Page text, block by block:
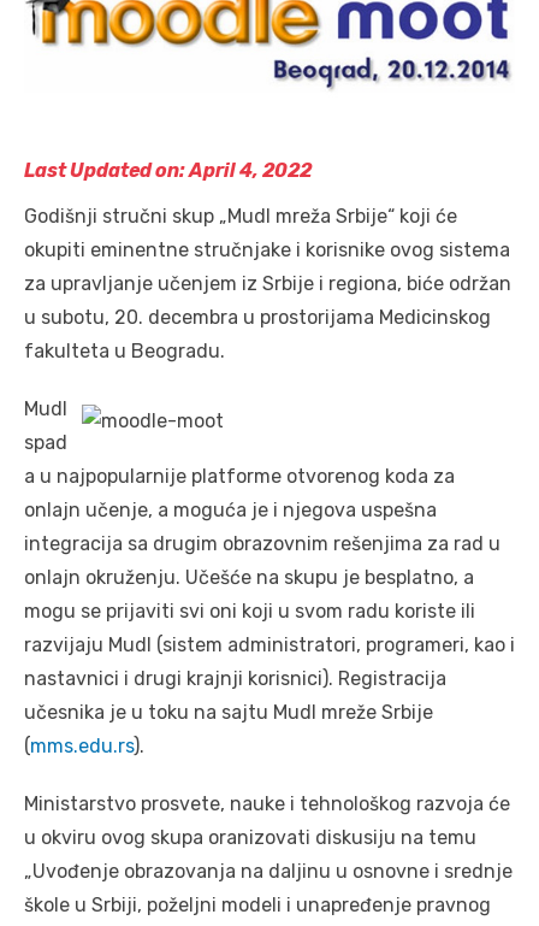
Last Updated on: April 4, 2022
Godišnji stručni skup „Mudl mreža Srbije“ koji će
okupiti eminentne stručnjake i korisnike ovog sistema
za upravljanje učenjem iz Srbije i regiona, biće održan
u subotu, 20. decembra u prostorijama Medicinskog
fakulteta u Beogradu.
Mudl
spad
a u najpopularnije platforme otvorenog koda za
onlajn učenje, a moguća je i njegova uspešna
integracija sa drugim obrazovnim rešenjima za rad u
onlajn okruženju. Učešće na skupu je besplatno, a
mogu se prijaviti svi oni koji u svom radu koriste ili
razvijaju Mudl (sistem administratori, programeri, kao i
nastavnici i drugi krajnji korisnici). Registracija
učesnika je u toku na sajtu Mudl mreže Srbije
(mms.edu.rs).
Ministarstvo prosvete, nauke i tehnološkog razvoja će
u okviru ovog skupa oranizovati diskusiju na temu
„Uvođenje obrazovanja na daljinu u osnovne i srednje
škole u Srbiji, poželjni modeli i unapređenje pravnog